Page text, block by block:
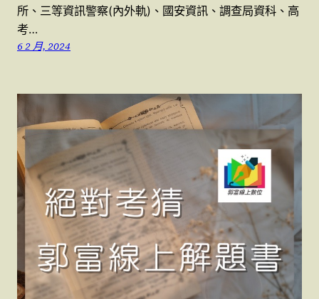
所、三等資訊警察(內外軌)、國安資訊、調查局資科、高
考…
6 2 月, 2024